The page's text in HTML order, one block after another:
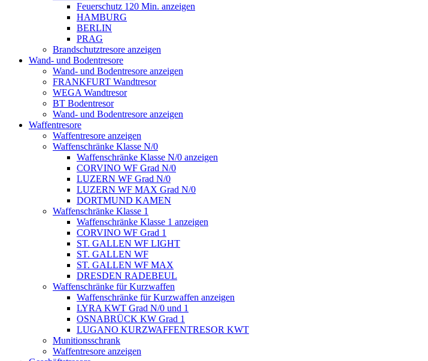
Feuerschutz 120 Min. anzeigen
HAMBURG
BERLIN
PRAG
Brandschutztresore anzeigen
Wand- und Bodentresore
Wand- und Bodentresore anzeigen
FRANKFURT Wandtresor
WEGA Wandtresor
BT Bodentresor
Wand- und Bodentresore anzeigen
Waffentresore
Waffentresore anzeigen
Waffenschränke Klasse N/0
Waffenschränke Klasse N/0 anzeigen
CORVINO WF Grad N/0
LUZERN WF Grad N/0
LUZERN WF MAX Grad N/0
DORTMUND KAMEN
Waffenschränke Klasse 1
Waffenschränke Klasse 1 anzeigen
CORVINO WF Grad 1
ST. GALLEN WF LIGHT
ST. GALLEN WF
ST. GALLEN WF MAX
DRESDEN RADEBEUL
Waffenschränke für Kurzwaffen
Waffenschränke für Kurzwaffen anzeigen
LYRA KWT Grad N/0 und 1
OSNABRÜCK KW Grad 1
LUGANO KURZWAFFENTRESOR KWT
Munitionsschrank
Waffentresore anzeigen